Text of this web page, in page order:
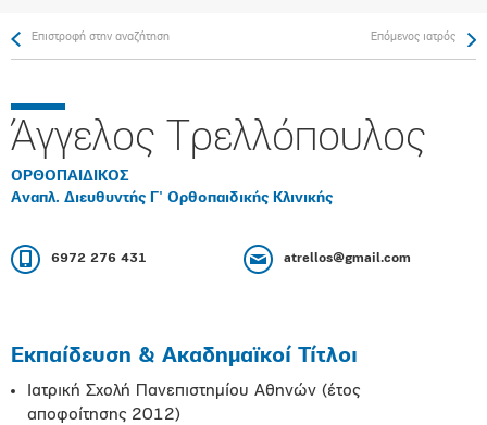
Επιστροφή στην αναζήτηση Επόμενος ιατρός
Άγγελος Τρελλόπουλος
ΟΡΘΟΠAIΔΙΚΟΣ
Αναπλ. Διευθυντής Γ' Ορθοπαιδικής Κλινικής
6972 276 431 atrellos@gmail.com
Εκπαίδευση & Ακαδημαϊκοί Τίτλοι
Ιατρική Σχολή Πανεπιστημίου Αθηνών (έτος
αποφοίτησης 2012)